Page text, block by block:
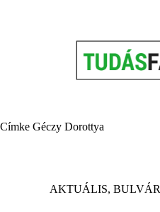
Címke Géczy Dorottya
AKTUÁLIS, BULVÁR